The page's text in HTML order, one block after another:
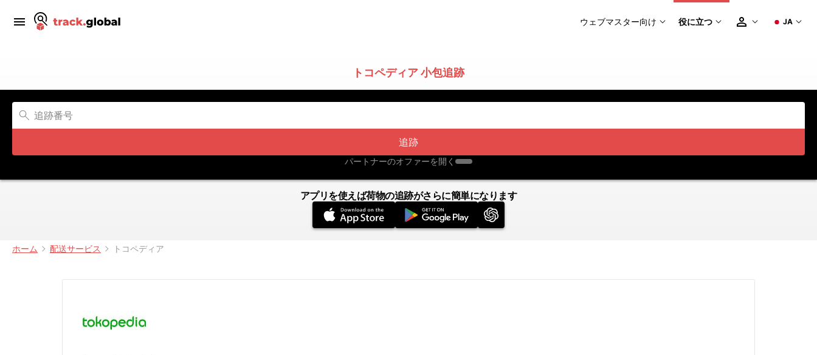
ウェブマスター向け 役に立つ JA
トコペディア 小包追跡
追跡
パートナーのオファーを開く
アプリを使えば荷物の追跡がさらに簡単になります
ホーム 配送サービス トコペディア